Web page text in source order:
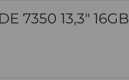
7350 13,3" 16GB